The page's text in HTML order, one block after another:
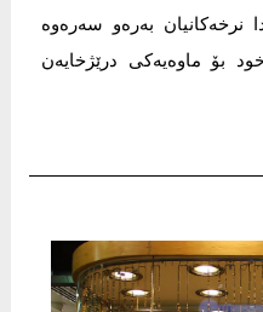
نرخەکانیان بەرەو سەرەوە
بۆ ماوەیەکی درێژخایەن